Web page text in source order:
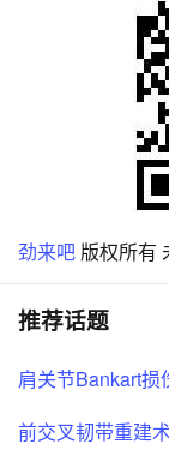
劲来吧 版权所有
推荐话题
肩关节Bankart损
前交叉韧带重建